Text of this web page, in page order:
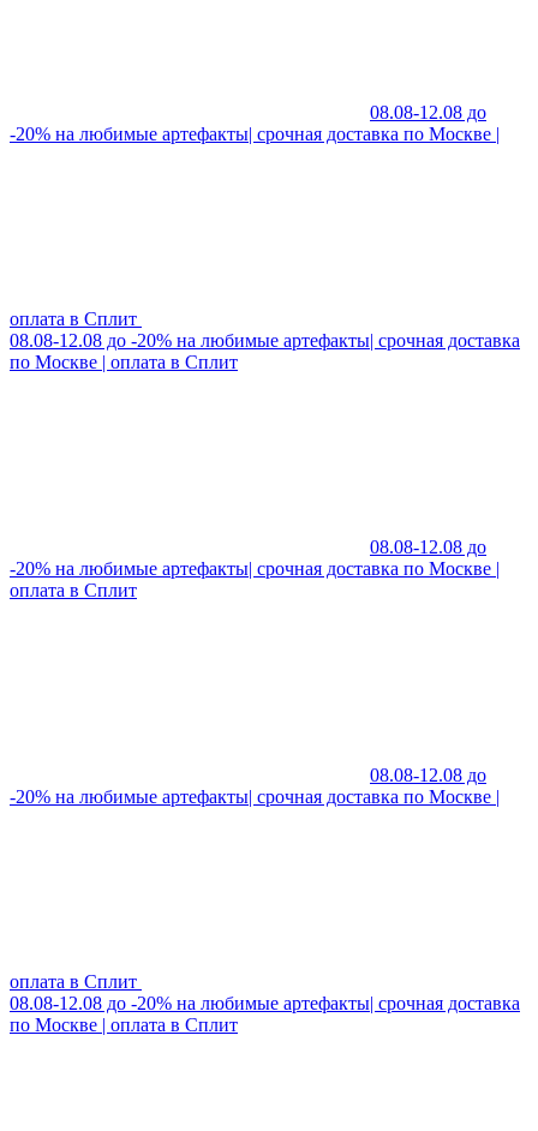
08.08-12.08 до
-20% на любимые артефакты| срочная доставка по Москве |
оплата в Сплит
08.08-12.08 до -20% на любимые артефакты| срочная доставка
по Москве | оплата в Сплит
08.08-12.08 до
-20% на любимые артефакты| срочная доставка по Москве |
оплата в Сплит
08.08-12.08 до
-20% на любимые артефакты| срочная доставка по Москве |
оплата в Сплит
08.08-12.08 до -20% на любимые артефакты| срочная доставка
по Москве | оплата в Сплит